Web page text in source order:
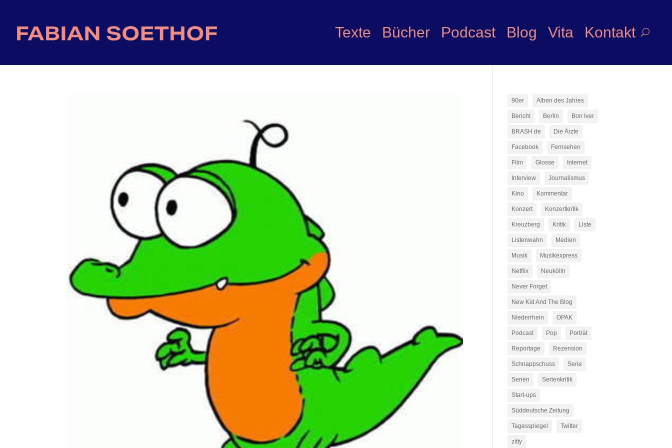
Texte Bücher Podcast Blog Vita Kontakt
90er Alben des Jahres
Bericht Berlin Bon Iver
BRASH.de Die Ärzte
Facebook Fernsehen
Film Glosse Internet
Interview Journalismus
Kino Kommentar
Konzert Konzertkritik
Kreuzberg Kritik Liste
Listenwahn Medien
Musik Musikexpress
Netflix Neukölln
Never Forget
New Kid And The Blog
Niederrhein OPAK
Podcast Pop Porträt
Reportage Rezension
Schnappschuss Serie
Serien Serienkritik
Start-ups
Süddeutsche Zeitung
Tagesspiegel Twitter
zitty